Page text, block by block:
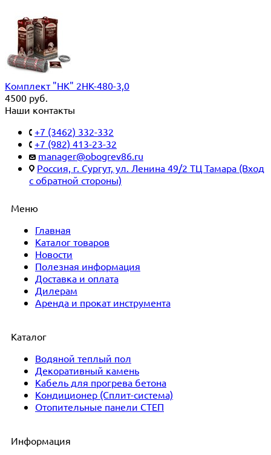
Комплект "НК" 2НК-480-3,0
4500 руб.
Наши контакты
+7 (3462) 332-332
+7 (982) 413-23-32
manager@obogrev86.ru
Россия, г. Сургут, ул. Ленина 49/2 ТЦ Тамара (Вход
с обратной стороны)
Меню
Главная
Каталог товаров
Новости
Полезная информация
Доставка и оплата
Дилерам
Аренда и прокат инструмента
Каталог
Водяной теплый пол
Декоративный камень
Кабель для прогрева бетона
Кондиционер (Сплит-система)
Отопительные панели СТЕП
Информация